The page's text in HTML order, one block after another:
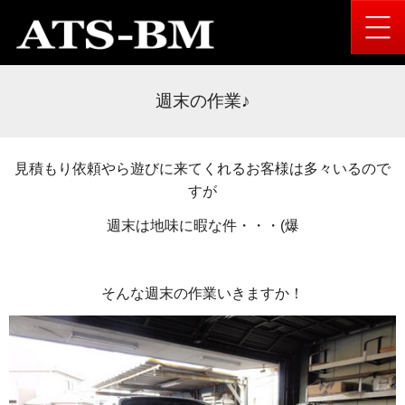
週末の作業♪
見積もり依頼やら遊びに来てくれるお客様は多々いるので
すが
週末は地味に暇な件・・・(爆
そんな週末の作業いきますか！